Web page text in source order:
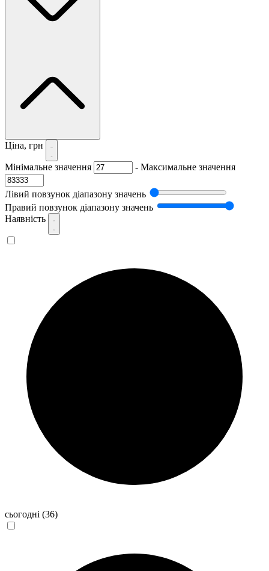
Ціна, грн
Мінімальне значення - Максимальне значення
Лівий повзунок діапазону значень
Правий повзунок діапазону значень
Наявність
сьогодні (36)